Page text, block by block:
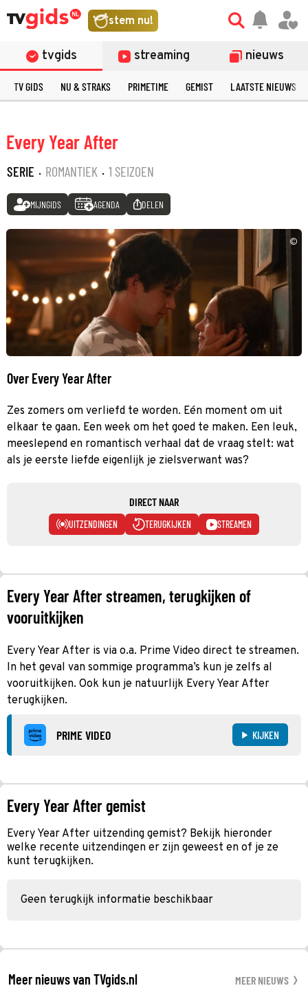
stem nu!
tvgids streaming nieuws
TV GIDS NU & STRAKS PRIMETIME GEMIST LAATSTE NIEUWS
Every Year After
SERIE · ROMANTIEK · 1 SEIZOEN
MIJNGIDS AGENDA DELEN
©
Over Every Year After
Zes zomers om verliefd te worden. Eén moment om uit
elkaar te gaan. Een week om het goed te maken. Een leuk,
meeslepend en romantisch verhaal dat de vraag stelt: wat
als je eerste liefde eigenlijk je zielsverwant was?
DIRECT NAAR
UITZENDINGEN TERUGKIJKEN STREAMEN
Every Year After streamen, terugkijken of
vooruitkijken
Every Year After is via o.a. Prime Video direct te streamen.
In het geval van sommige programma’s kun je zelfs al
vooruitkijken. Ook kun je natuurlijk Every Year After
terugkijken.
PRIME VIDEO KIJKEN
Every Year After gemist
Every Year After uitzending gemist? Bekijk hieronder
welke recente uitzendingen er zijn geweest en of je ze
kunt terugkijken.
Geen terugkijk informatie beschikbaar
Meer nieuws van TVgids.nl MEER NIEUWS